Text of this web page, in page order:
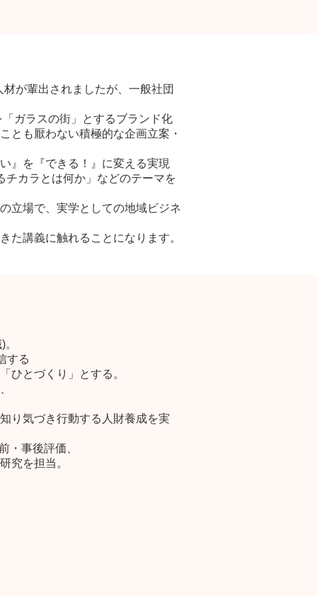
が輩出されましたが、一般社団
ガラスの街」とするブランド化
とも厭わない積極的な企画立案・
』を『できる！』に変える実現
カラとは何か」などのテーマを
立場で、実学としての地域ビジネ
た講義に触れることになります。
する
ひとづくり」とする。
り気づき行動する人財養成を実
・事後評価、
究を担当。